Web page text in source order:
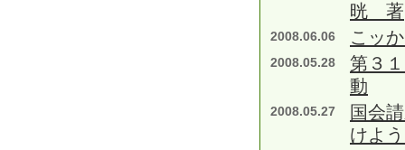
晄 著
2008.06.06 こッ
2008.05.28
第３
動
2008.05.27
国会
けよ